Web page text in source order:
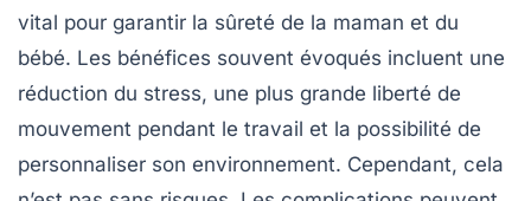
vital pour garantir la sûreté de la maman et du
bébé. Les bénéfices souvent évoqués incluent une
réduction du stress, une plus grande liberté de
mouvement pendant le travail et la possibilité de
personnaliser son environnement. Cependant, cela